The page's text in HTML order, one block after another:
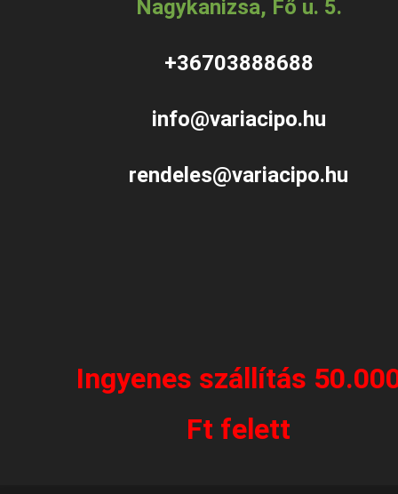
Nagykanizsa, Fő u. 5.
+36703888688
info@variacipo.hu
rendeles@variacipo.hu
Ingyenes szállítás
Ft felett